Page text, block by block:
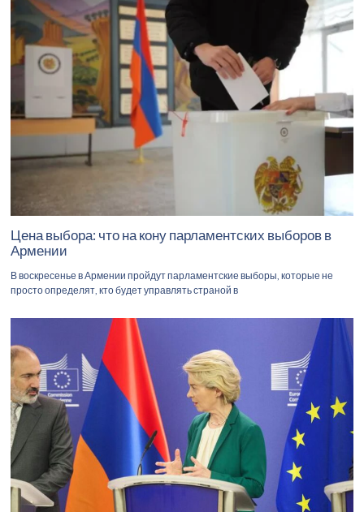
Цена выбора: что на кону парламентских выборов в
Армении
В воскресенье в Армении пройдут парламентские выборы, которые не
просто определят, кто будет управлять страной в